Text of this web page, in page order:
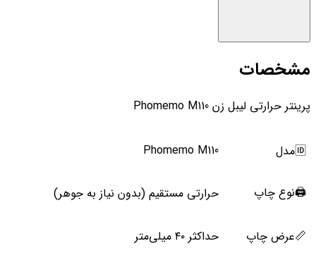
مشخصات
پرینتر حرارتی لیبل زن Phomemo M110
🆔مدل Phomemo M110
🖨️نوع چاپ حرارتی مستقیم (بدون نیاز به جوهر)
📏عرض چاپ حداکثر ۴۰ میلی‌متر